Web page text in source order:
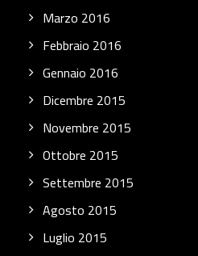
Marzo 2016
Febbraio 2016
Gennaio 2016
Dicembre 2015
Novembre 2015
Ottobre 2015
Settembre 2015
Agosto 2015
Luglio 2015